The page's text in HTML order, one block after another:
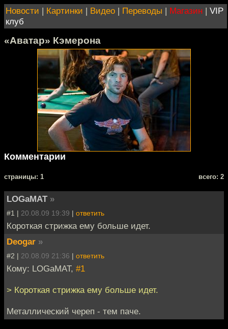
Новости | Картинки | Видео | Переводы | Магазин | VIP
клуб
«Аватар» Кэмерона
Комментарии
cтраницы: 1 всего: 2
LOGaMAT »
#1 | 20.08.09 19:39 | ответить
Короткая стрижка ему больше идет.
Deogar »
#2 | 20.08.09 21:36 | ответить
Кому: LOGaMAT, #1
> Короткая стрижка ему больше идет.
Металлический череп - тем паче.